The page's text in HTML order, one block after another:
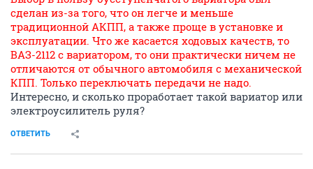
сделан из-за того, что он легче и меньше
традиционной АКПП, а также проще в установке и
эксплуатации. Что же касается ходовых качеств, то
ВАЗ-2112 с вариатором, то они практически ничем не
отличаются от обычного автомобиля с механической
КПП. Только переключать передачи не надо.
Интересно, и сколько проработает такой вариатор или
электроусилитель руля?
ОТВЕТИТЬ